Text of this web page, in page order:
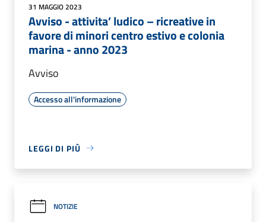
31 MAGGIO 2023
Avviso - attivita’ ludico – ricreative in
favore di minori centro estivo e colonia
marina - anno 2023
Avviso
Accesso all'informazione
LEGGI DI PIÙ
NOTIZIE